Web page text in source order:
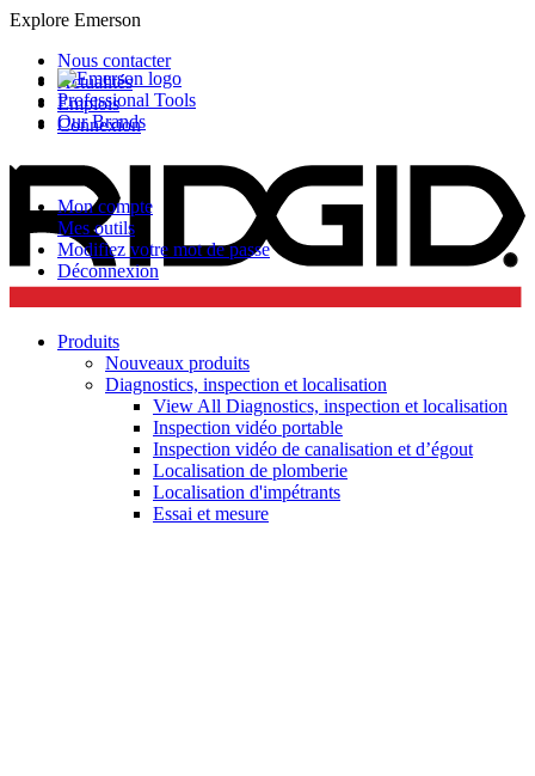
Explore Emerson
Professional Tools
Our Brands
Nous contacter
Actualités
Emplois
Connexion
Mon compte
Mes outils
Modifiez votre mot de passe
Déconnexion
Produits
Nouveaux produits
Diagnostics, inspection et localisation
View All Diagnostics, inspection et localisation
Inspection vidéo portable
Inspection vidéo de canalisation et d’égout
Localisation de plomberie
Localisation d'impétrants
Essai et mesure